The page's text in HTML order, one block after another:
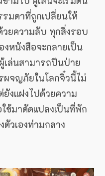
มดาที่ถูกเปลี่ยนให้
วยความลับ ทุกสิ่งรอบ
หนังสือจะกลายเป็น
เล่นสามารถปีนป่าย
ผจญภัยในโลกจิ๋วนี้ไม่
ยังแฝงไปด้วยความ
ช้มาดัดแปลงเป็นที่พัก
วเองท่ามกลาง